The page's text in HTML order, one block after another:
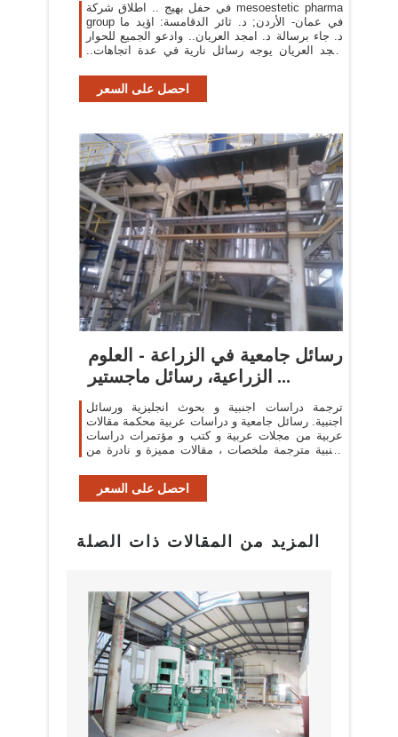
في حفل بهيج .. اطلاق شركة mesoestetic pharma
group في عمان- الأردن; د. ثائر الدقامسة: اؤيد ما
جاء برسالة د. امجد العريان.. وادعو الجميع للحوار ‎د.
امجد العريان يوجه رسائل نارية في عدة اتجاهات..
احصل على السعر
رسائل جامعية في الزراعة - العلوم
الزراعية، رسائل ماجستير ...
ترجمة دراسات اجنبية و بحوث انجليزية ورسائل
اجنبية. رسائل جامعية و دراسات عربية محكمة مقالات
عربية من مجلات عربية و كتب و مؤتمرات دراسات
اجنبية مترجمة ملخصات ، مقالات مميزة و نادرة من
احصل على السعر
المزيد من المقالات ذات الصلة